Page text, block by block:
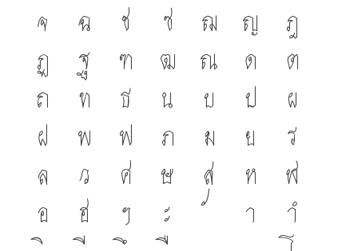
จ
ฉ ช ซ ฌ ญ
ฎ
ฏ
ฐ ฑ ฒ ณ ด
ต
ถ
ท ธ น บ ป
ผ
ฝ
พ ฟ ภ ม ย
ร
ล
ว ศ ษ ส ห
ฬ
อ
ฮ ฯ ะ า
ำ